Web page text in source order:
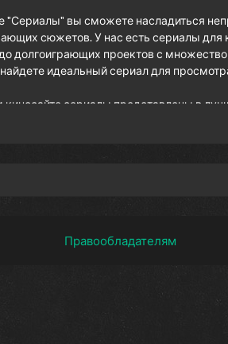
"Сериалы" вы сможете насладиться
сюжетов. У нас есть сериалы для
долгоиграющих проектов с
идеальный сериал для
киносайте сериалы представлены в
и эмоцией. Кроме того, мы
Правообладателям